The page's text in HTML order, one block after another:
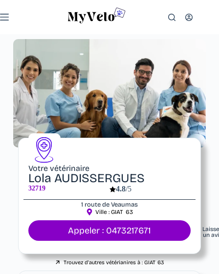
Votre vétérinaire
Lola AUDISSERGUES
32719 4.8/5
1 route de Veaumas
Ville : GIAT 63
Appeler : 0473217671
un
Trouvez d'autres vétérianires à :GIAT 63